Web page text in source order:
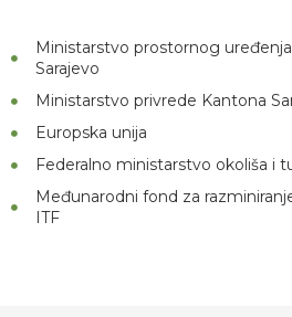
Ministarstvo prostornog
Sarajevo
Ministarstvo privrede Kantona
Europska unija
Federalno ministarstvo okoliša i
Međunarodni fond za
ITF